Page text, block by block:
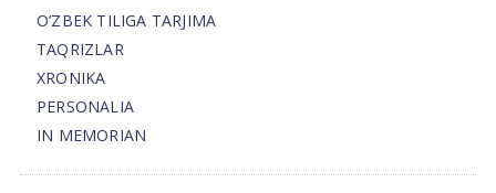
O’ZBEK TILIGA TARJIMA
TAQRIZLAR
XRONIKA
PERSONALIA
IN MEMORIAN